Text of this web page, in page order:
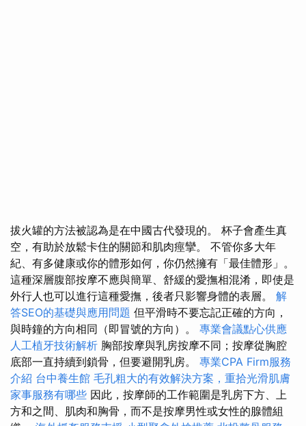
拔火罐的方法被認為是在中國古代發現的。 杯子會產生真
空，有助於放鬆卡住的關節和肌肉痙攣。 不管你多大年
紀、有多健康或你的體形如何，你仍然擁有「最佳體形」。
這種深層腹部按摩不應與簡單、舒緩的愛撫相混淆，即使是
外行人也可以進行這種愛撫，後者只影響身體的表層。 解
答SEO的基礎與應用問題 但平滑時不要忘記正確的方向，
與時鐘的方向相同（即冒號的方向）。 專業會議點心供應
人工植牙技術解析 胸部按摩與乳房按摩不同；按摩從胸腔
底部一直持續到鎖骨，但要避開乳房。 專業CPA Firm服務
介紹 台中養生館 毛孔粗大的有效解決方案，重拾光滑肌膚
家事服務有哪些 因此，按摩師的工作範圍是乳房下方、上
方和之間、肌肉和胸骨，而不是按摩男性或女性的腺體組